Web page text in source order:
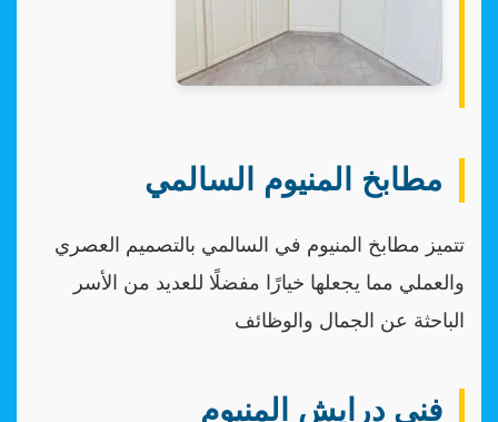
مطابخ المنيوم السالمي
تتميز مطابخ المنيوم في السالمي بالتصميم العصري
والعملي مما يجعلها خيارًا مفضلًا للعديد من الأسر
الباحثة عن الجمال والوظائف
فني درايش المنيوم